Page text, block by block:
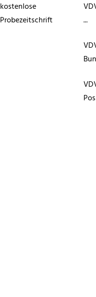
kostenlose
Probezeitschrift
...